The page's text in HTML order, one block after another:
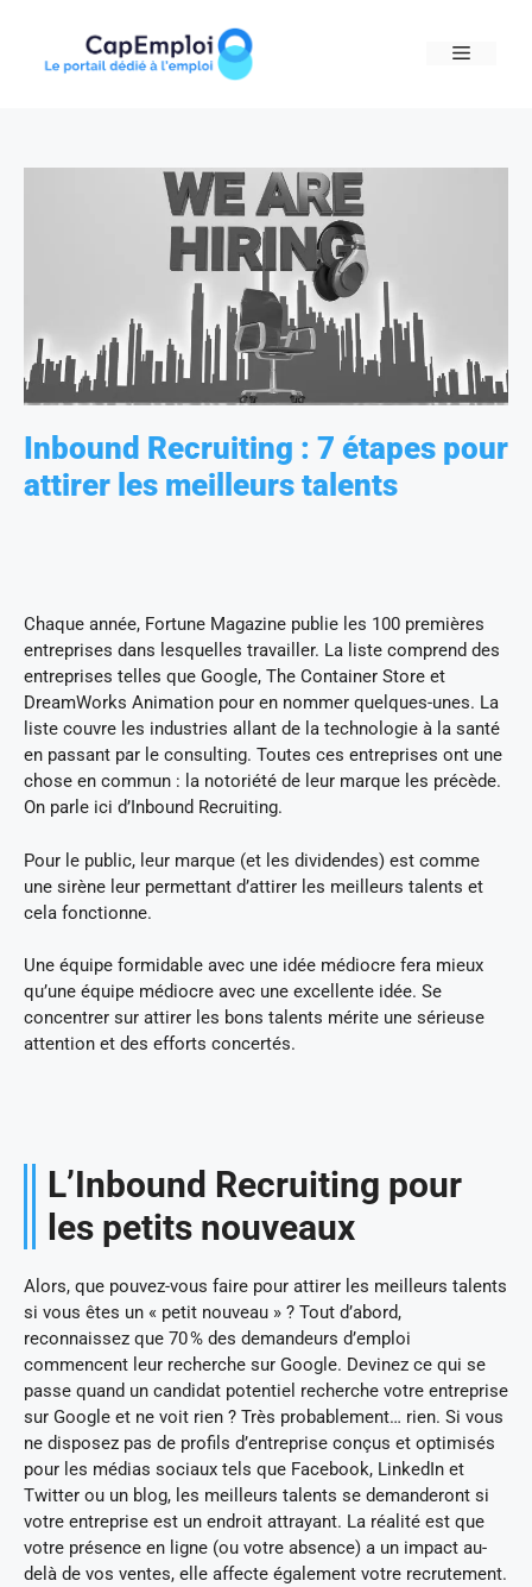
content
MENU
Inbound Recruiting : 7 étapes pour
attirer les meilleurs talents
Chaque année, Fortune Magazine publie les 100 premières
entreprises dans lesquelles travailler. La liste comprend des
entreprises telles que Google, The Container Store et
DreamWorks Animation pour en nommer quelques-unes. La
liste couvre les industries allant de la technologie à la santé
en passant par le consulting. Toutes ces entreprises ont une
chose en commun : la notoriété de leur marque les précède.
On parle ici d’Inbound Recruiting.
Pour le public, leur marque (et les dividendes) est comme
une sirène leur permettant d’attirer les meilleurs talents et
cela fonctionne.
Une équipe formidable avec une idée médiocre fera mieux
qu’une équipe médiocre avec une excellente idée. Se
concentrer sur attirer les bons talents mérite une sérieuse
attention et des efforts concertés.
L’Inbound Recruiting pour
les petits nouveaux
Alors, que pouvez-vous faire pour attirer les meilleurs talents
si vous êtes un « petit nouveau » ? Tout d’abord,
reconnaissez que 70 % des demandeurs d’emploi
commencent leur recherche sur Google. Devinez ce qui se
passe quand un candidat potentiel recherche votre entreprise
sur Google et ne voit rien ? Très probablement… rien. Si vous
ne disposez pas de profils d’entreprise conçus et optimisés
pour les médias sociaux tels que Facebook, LinkedIn et
Twitter ou un blog, les meilleurs talents se demanderont si
votre entreprise est un endroit attrayant. La réalité est que
votre présence en ligne (ou votre absence) a un impact au-
delà de vos ventes, elle affecte également votre recrutement.